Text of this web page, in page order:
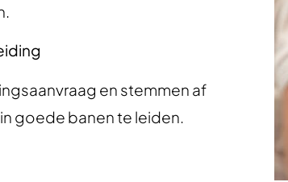
en stemmen af
goede banen te leiden.